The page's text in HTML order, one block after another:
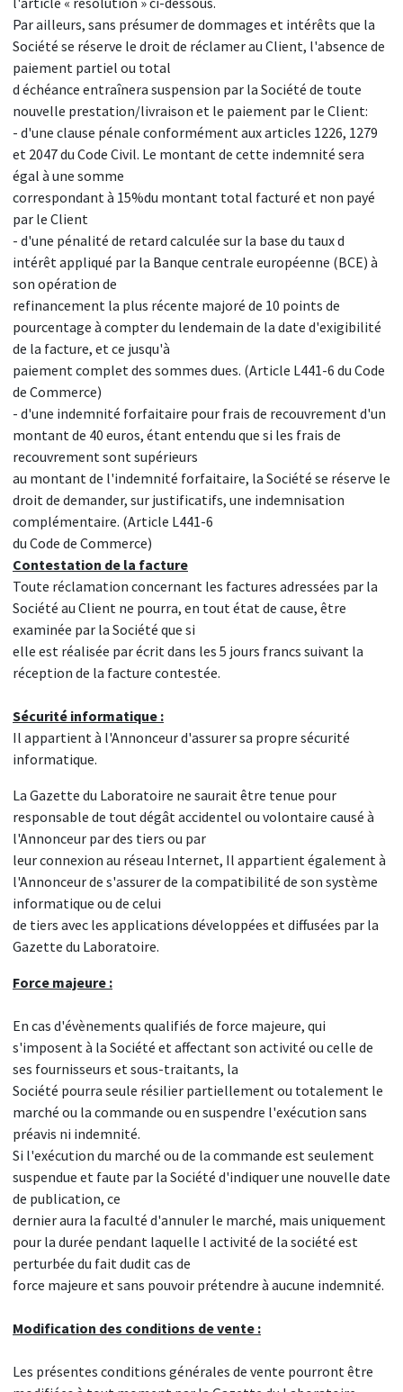
Par ailleurs, sans présumer de dommages et intérêts que la
Société se réserve le droit de réclamer au Client, l'absence de
paiement partiel ou total
d échéance entraînera suspension par la Société de toute
nouvelle prestation/livraison et le paiement par le Client:
- d'une clause pénale conformément aux articles 1226, 1279
et 2047 du Code Civil. Le montant de cette indemnité sera
égal à une somme
correspondant à 15%du montant total facturé et non payé
par le Client
- d'une pénalité de retard calculée sur la base du taux d
intérêt appliqué par la Banque centrale européenne (BCE) à
son opération de
refinancement la plus récente majoré de 10 points de
pourcentage à compter du lendemain de la date d'exigibilité
de la facture, et ce jusqu'à
paiement complet des sommes dues. (Article L441-6 du Code
de Commerce)
- d'une indemnité forfaitaire pour frais de recouvrement d'un
montant de 40 euros, étant entendu que si les frais de
recouvrement sont supérieurs
au montant de l'indemnité forfaitaire, la Société se réserve le
droit de demander, sur justificatifs, une indemnisation
complémentaire. (Article L441-6
du Code de Commerce)
Contestation de la facture
Toute réclamation concernant les factures adressées par la
Société au Client ne pourra, en tout état de cause, être
examinée par la Société que si
elle est réalisée par écrit dans les 5 jours francs suivant la
réception de la facture contestée.
Sécurité informatique :
Il appartient à l'Annonceur d'assurer sa propre sécurité
informatique.
La Gazette du Laboratoire ne saurait être tenue pour
responsable de tout dégât accidentel ou volontaire causé à
l'Annonceur par des tiers ou par
leur connexion au réseau Internet, Il appartient également à
l'Annonceur de s'assurer de la compatibilité de son système
informatique ou de celui
de tiers avec les applications développées et diffusées par la
Gazette du Laboratoire.
Force majeure :
En cas d'évènements qualifiés de force majeure, qui
s'imposent à la Société et affectant son activité ou celle de
ses fournisseurs et sous-traitants, la
Société pourra seule résilier partiellement ou totalement le
marché ou la commande ou en suspendre l'exécution sans
préavis ni indemnité.
Si l'exécution du marché ou de la commande est seulement
suspendue et faute par la Société d'indiquer une nouvelle date
de publication, ce
dernier aura la faculté d'annuler le marché, mais uniquement
pour la durée pendant laquelle l activité de la société est
perturbée du fait dudit cas de
force majeure et sans pouvoir prétendre à aucune indemnité.
Modification des conditions de vente :
Les présentes conditions générales de vente pourront être